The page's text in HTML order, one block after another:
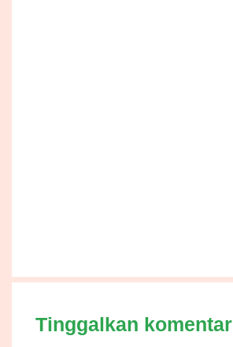
Tinggalkan komentar